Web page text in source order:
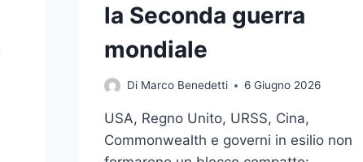
la Seconda guerra
mondiale
Di Marco Benedetti 6 Giugno 2026
USA, Regno Unito, URSS, Cina,
Commonwealth e governi in esilio non